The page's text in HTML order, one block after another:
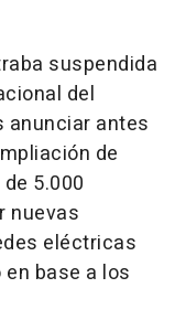
suspendida
del
anunciar antes
de
5.000
nuevas
eléctricas
en base a los